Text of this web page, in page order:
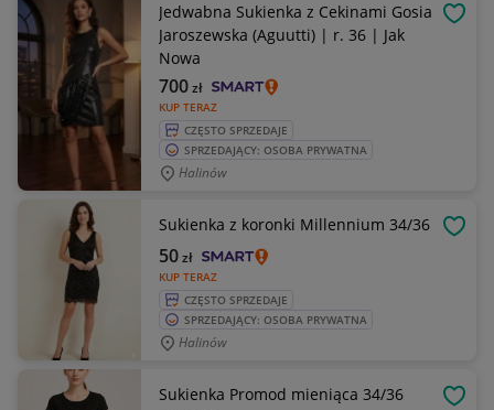
Jedwabna Sukienka z Cekinami Gosia
Jaroszewska (Aguutti) | r. 36 | Jak
Nowa
KUP TERAZ
700zł
CZĘSTO SPRZEDAJE
SPRZEDAJĄCY: OSOBA PRYWATNA
Halinów
Sukienka z koronki Millennium 34/36
KUP TERAZ
50zł
CZĘSTO SPRZEDAJE
SPRZEDAJĄCY: OSOBA PRYWATNA
Halinów
Sukienka Promod mieniąca 34/36